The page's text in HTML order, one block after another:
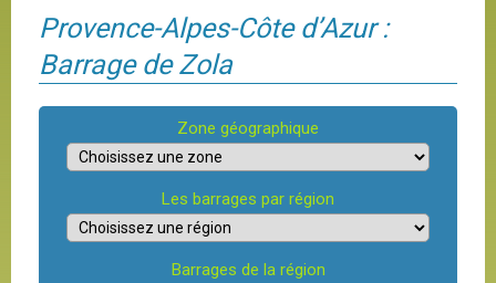
Provence-Alpes-Côte d’Azur :
Barrage de Zola
Zone géographique
Les barrages par région
Barrages de la région